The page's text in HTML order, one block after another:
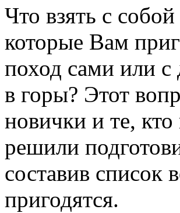
Что взять с
которые Вам
поход сами или с
в горы? Этот
новички и те,
решили
составив список
пригодятся.